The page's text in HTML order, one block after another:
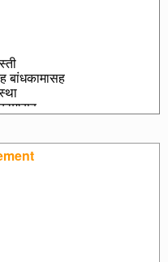
बांधकामासह